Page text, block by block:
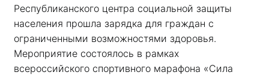
Республиканского центра социальной защиты
населения прошла зарядка для граждан с
ограниченными возможностями здоровья.
Мероприятие состоялось в рамках
всероссийского спортивного марафона «Сила